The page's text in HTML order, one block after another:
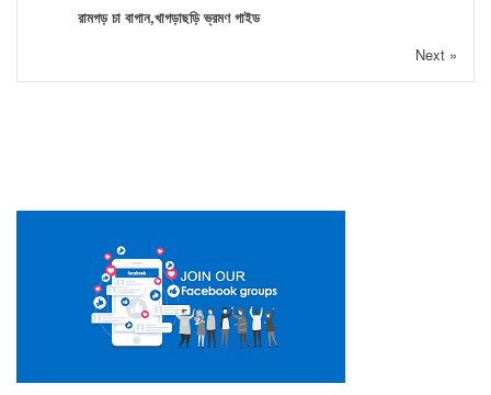
রামগড় চা বাগান,খাগড়াছড়ি ভ্রমণ গাইড
Next »